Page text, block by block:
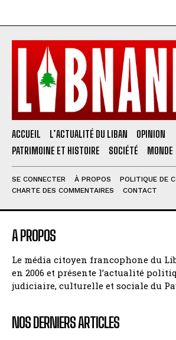
ACCUEIL L’ACTUALITÉ DU LIBAN
OPINION
PATRIMOINE ET HISTOIRE
SOCIÉTÉ MONDE
SE CONNECTER À PROPOS
POLITIQUE DE
CHARTE DES COMMENTAIRES
CONTACT
A PROPOS
Le média citoyen francophone du
en 2006 et présente l’actualité
judiciaire, culturelle et sociale du
NOS DERNIERS ARTICLES